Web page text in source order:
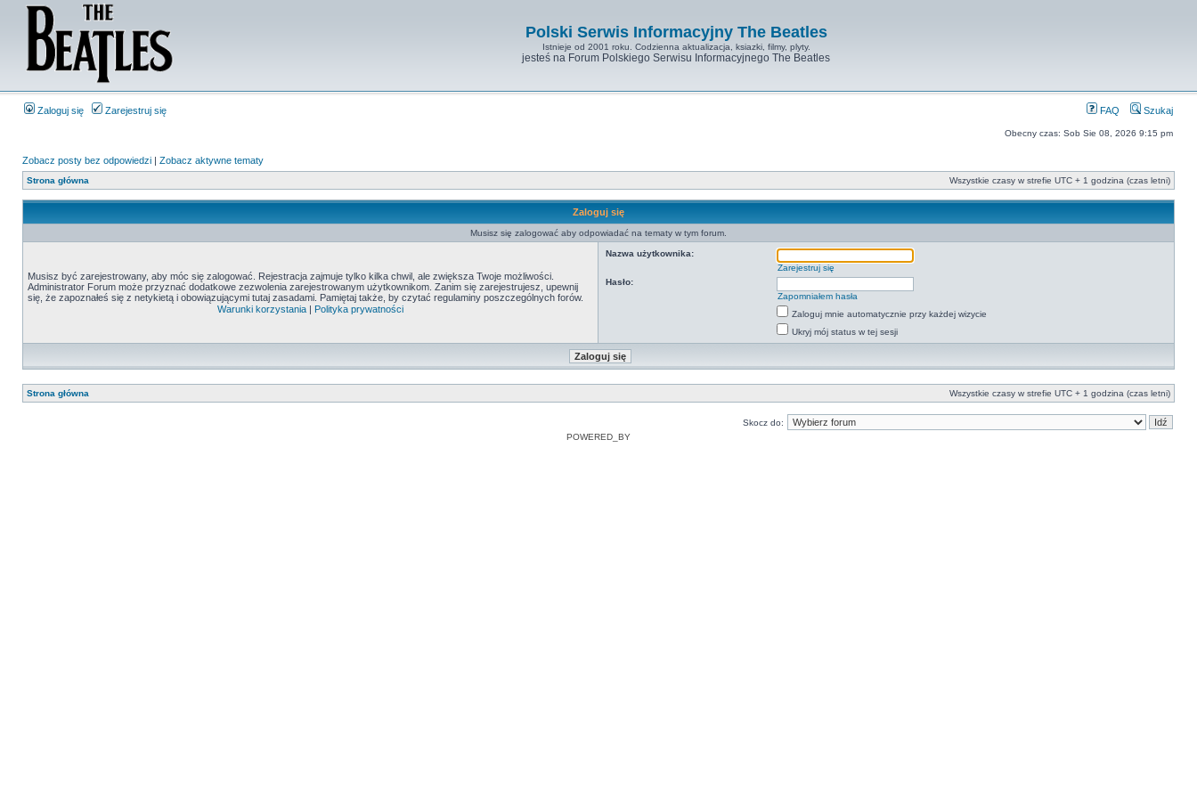
Polski Serwis Informacyjny The Beatles
Istnieje od 2001 roku. Codzienna aktualizacja, ksiazki, filmy, plyty.
jesteś na Forum Polskiego Serwisu Informacyjnego The Beatles
Zaloguj się Zarejestruj się FAQ Szukaj
Obecny czas: Sob Sie 08, 2026 9:15 pm
Zobacz posty bez odpowiedzi | Zobacz aktywne tematy
Strona główna Wszystkie czasy w strefie UTC + 1 godzina (czas letni)
Zaloguj się
Musisz się zalogować aby odpowiadać na tematy w tym forum.
Musisz być zarejestrowany, aby móc się zalogować. Rejestracja zajmuje tylko kilka chwil, ale zwiększa Twoje możliwości.
Administrator Forum może przyznać dodatkowe zezwolenia zarejestrowanym użytkownikom. Zanim się zarejestrujesz, upewnij
się, że zapoznałeś się z netykietą i obowiązującymi tutaj zasadami. Pamiętaj także, by czytać regulaminy poszczególnych forów.
Warunki korzystania | Polityka prywatności
Nazwa użytkownika:
Zarejestruj się
Hasło:
Zapomniałem hasła
Zaloguj mnie automatycznie przy każdej wizycie
Ukryj mój status w tej sesji
Strona główna Wszystkie czasy w strefie UTC + 1 godzina (czas letni)
Skocz do:
POWERED_BY